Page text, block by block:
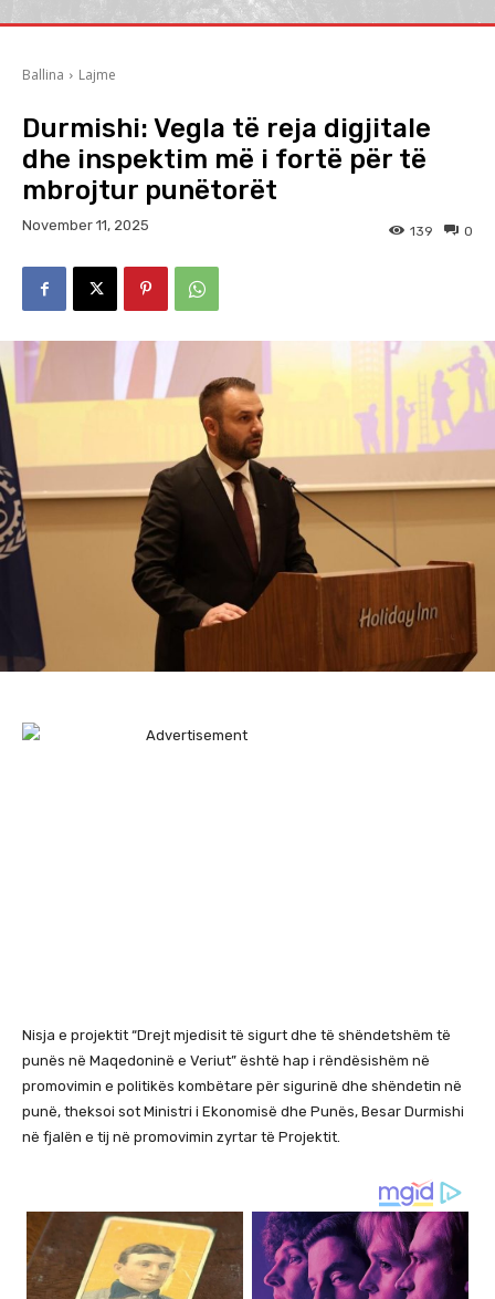
Ballina Lajme
Durmishi: Vegla të reja digjitale
dhe inspektim më i fortë për të
mbrojtur punëtorët
November 11, 2025 0
139
Nisja e projektit “Drejt mjedisit të sigurt dhe të shëndetshëm të
punës në Maqedoninë e Veriut” është hap i rëndësishëm në
promovimin e politikës kombëtare për sigurinë dhe shëndetin në
punë, theksoi sot Ministri i Ekonomisë dhe Punës, Besar Durmishi
në fjalën e tij në promovimin zyrtar të Projektit.